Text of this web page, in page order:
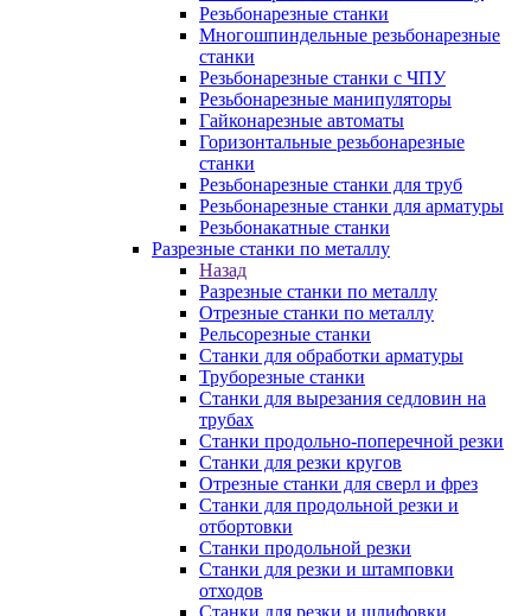
Резьбонарезные станки
Многошпиндельные резьбонарезные
станки
Резьбонарезные станки с ЧПУ
Резьбонарезные манипуляторы
Гайконарезные автоматы
Горизонтальные резьбонарезные
станки
Резьбонарезные станки для труб
Резьбонарезные станки для арматуры
Резьбонакатные станки
Разрезные станки по металлу
Назад
Разрезные станки по металлу
Отрезные станки по металлу
Рельсорезные станки
Станки для обработки арматуры
Труборезные станки
Станки для вырезания седловин на
трубаx
Станки продольно-поперечной резки
Станки для резки кругов
Отрезные станки для сверл и фрез
Станки для продольной резки и
отбортовки
Станки продольной резки
Станки для резки и штамповки
отходов
Станки для резки и шлифовки